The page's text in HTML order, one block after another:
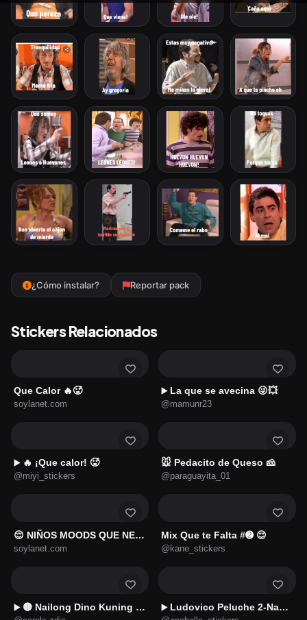
¿Cómo instalar? Reportar pack
Stickers Relacionados
Que Calor 🔥🥵
soylanet.com
▶️ La que se avecina 😜💥
@mamunr23
▶️ 🔥 ¡Que calor! 🥵
@miyi_stickers
🐭 Pedacito de Queso 🧀
@paraguayita_01
😌 NIÑOS MOODS QUE NECESITAS ✌️
soylanet.com
Mix Que te Falta #➋ 😌
@kane_stickers
▶️ 🟡 Nailong Dino Kuning 🌿🦖2️⃣ ▶️ Ludovico Peluche 2-Navidad🔵🧸🎄✨